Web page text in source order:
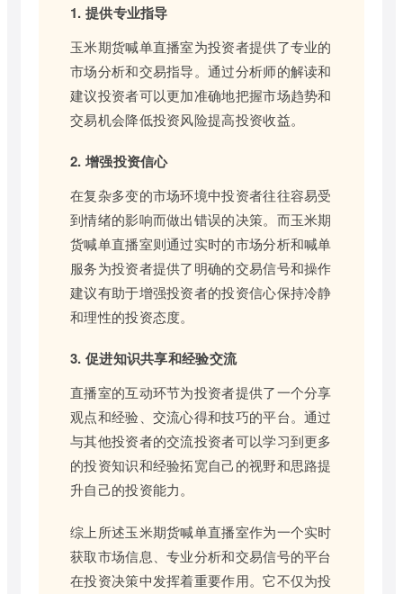
1. 提供专业指导
玉米期货喊单直播室为投资者提供了专业的
市场分析和交易指导。通过分析师的解读和
建议投资者可以更加准确地把握市场趋势和
交易机会降低投资风险提高投资收益。
2. 增强投资信心
在复杂多变的市场环境中投资者往往容易受
到情绪的影响而做出错误的决策。而玉米期
货喊单直播室则通过实时的市场分析和喊单
服务为投资者提供了明确的交易信号和操作
建议有助于增强投资者的投资信心保持冷静
和理性的投资态度。
3. 促进知识共享和经验交流
直播室的互动环节为投资者提供了一个分享
观点和经验、交流心得和技巧的平台。通过
与其他投资者的交流投资者可以学习到更多
的投资知识和经验拓宽自己的视野和思路提
升自己的投资能力。
综上所述玉米期货喊单直播室作为一个实时
获取市场信息、专业分析和交易信号的平台
在投资决策中发挥着重要作用。它不仅为投